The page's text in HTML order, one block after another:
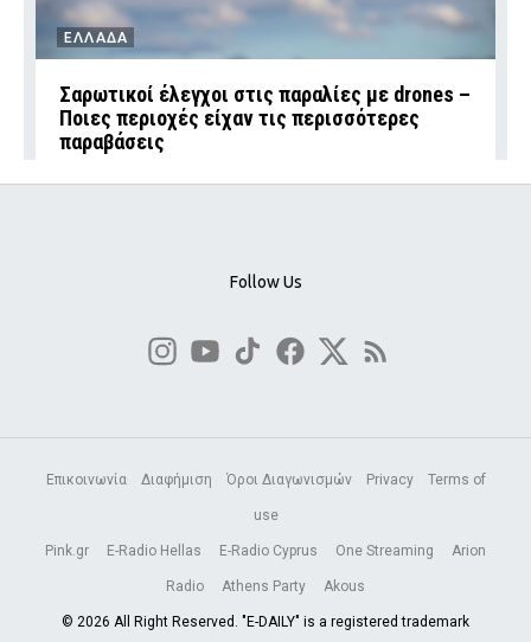
ΕΛΛΑΔΑ
Σαρωτικοί έλεγχοι στις παραλίες με drones –
Ποιες περιοχές είχαν τις περισσότερες
παραβάσεις
Follow Us
Επικοινωνία Διαφήμιση Όροι Διαγωνισμών Privacy Terms of
use
Pink.gr E-Radio Hellas E-Radio Cyprus One Streaming Arion
Radio Athens Party Akous
© 2026 All Right Reserved. "E-DAILY" is a registered trademark